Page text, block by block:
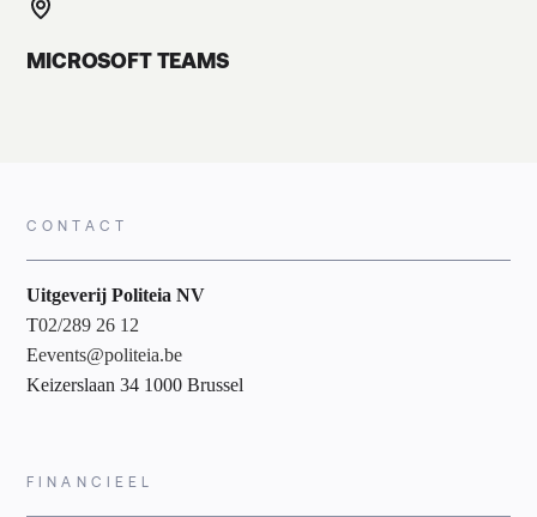
MICROSOFT TEAMS
CONTACT
Uitgeverij Politeia NV
T02/289 26 12
Eevents@politeia.be
Keizerslaan 34 1000 Brussel
FINANCIEEL